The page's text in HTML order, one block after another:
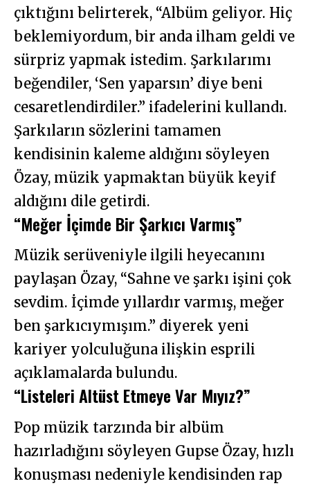
çıktığını belirterek, “Albüm geliyor. Hiç
beklemiyordum, bir anda ilham geldi ve
sürpriz yapmak istedim. Şarkılarımı
beğendiler, ‘Sen yaparsın’ diye beni
cesaretlendirdiler.” ifadelerini kullandı.
Şarkıların sözlerini tamamen
kendisinin kaleme aldığını söyleyen
Özay, müzik yapmaktan büyük keyif
aldığını dile getirdi.
“Meğer İçimde Bir Şarkıcı Varmış”
Müzik serüveniyle ilgili heyecanını
paylaşan Özay, “Sahne ve şarkı işini çok
sevdim. İçimde yıllardır varmış, meğer
ben şarkıcıymışım.” diyerek yeni
kariyer yolculuğuna ilişkin esprili
açıklamalarda bulundu.
“Listeleri Altüst Etmeye Var Mıyız?”
Pop müzik tarzında bir albüm
hazırladığını söyleyen Gupse Özay, hızlı
konuşması nedeniyle kendisinden rap